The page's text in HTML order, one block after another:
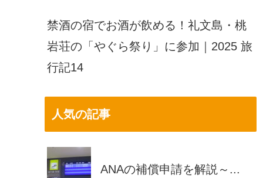
禁酒の宿でお酒が飲める！礼文島・桃
岩荘の「やぐら祭り」に参加｜2025 旅
行記14
人気の記事
ANAの補償申請を解説～...